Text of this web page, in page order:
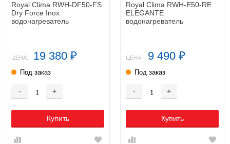
Royal Clima RWH-DF50-FS
Dry Force Inox
водонагреватель
накопительный
ЦЕНА: 19 380 ₽
Под заказ
- +
Купить
Royal Clima RWH-E50-RE
ELEGANTE
водонагреватель
ЦЕНА: 9 490 ₽
Под заказ
- +
Купить